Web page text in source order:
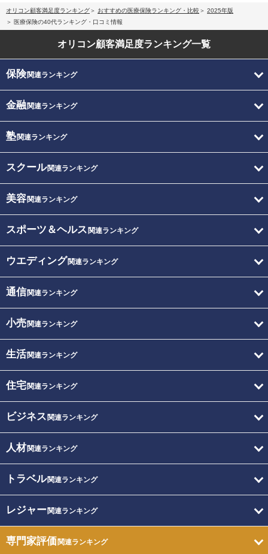
オリコン顧客満足度ランキング おすすめの医療保険ランキング・比較
2025年版
医療保険の40代ランキング・口コミ情報
オリコン顧客満足度ランキング一覧
保険関連ランキング
金融関連ランキング
塾関連ランキング
スクール関連ランキング
美容関連ランキング
スポーツ＆ヘルス 関連ランキング
ウエディング関連ランキング
通信関連ランキング
小売関連ランキング
生活関連ランキング
住宅関連ランキング
ビジネス 関連ランキング
人材関連ランキング
トラベル関連ランキング
レジャー関連ランキング
専門家評価関連ランキング